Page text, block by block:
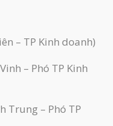
– TP Kinh doanh)
– Phó TP Kinh
Trung – Phó TP